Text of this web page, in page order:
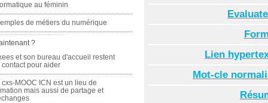
Lien
Mot-cle
au féminin
de métiers du numérique
?
et son bureau d'accueil restent
contact pour aider
cxs-MOOC ICN est un lieu de
mais aussi de partage et